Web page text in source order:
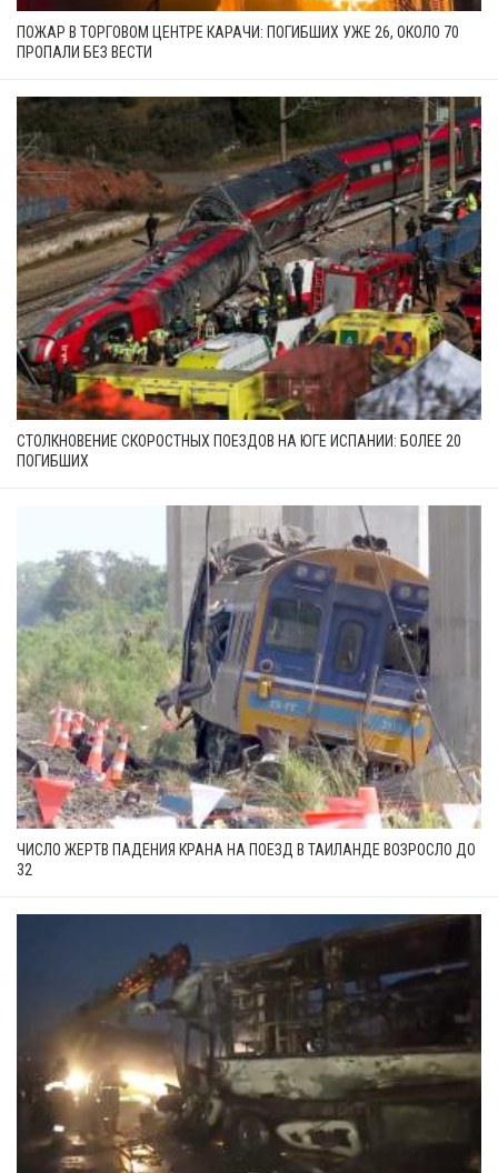
ПОЖАР В ТОРГОВОМ ЦЕНТРЕ КАРАЧИ: ПОГИБШИХ УЖЕ 26, ОКОЛО 70
ПРОПАЛИ БЕЗ ВЕСТИ
СТОЛКНОВЕНИЕ СКОРОСТНЫХ ПОЕЗДОВ НА ЮГЕ ИСПАНИИ: БОЛЕЕ 20
ПОГИБШИХ
ЧИСЛО ЖЕРТВ ПАДЕНИЯ КРАНА НА ПОЕЗД В ТАИЛАНДЕ ВОЗРОСЛО ДО
32